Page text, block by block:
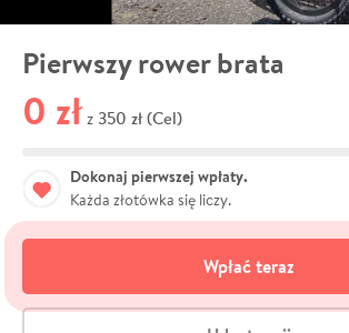
Pierwszy rower brata
0 zł z 350 zł (Cel)
Dokonaj pierwszej wpłaty.
Każda złotówka się liczy.
Wpłać teraz